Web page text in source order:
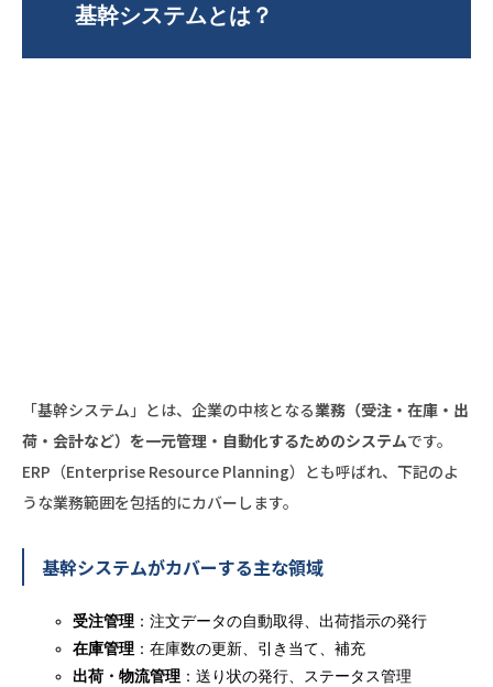
基幹システムとは？
「基幹システム」とは、企業の中核となる業務（受注・在庫・出
荷・会計など）を一元管理・自動化するためのシステムです。
ERP（Enterprise Resource Planning）とも呼ばれ、下記のよ
うな業務範囲を包括的にカバーします。
基幹システムがカバーする主な領域
受注管理 ：注文データの自動取得、出荷指示の発行
在庫管理 ：在庫数の更新、引き当て、補充
出荷・物流管理 ：送り状の発行、ステータス管理